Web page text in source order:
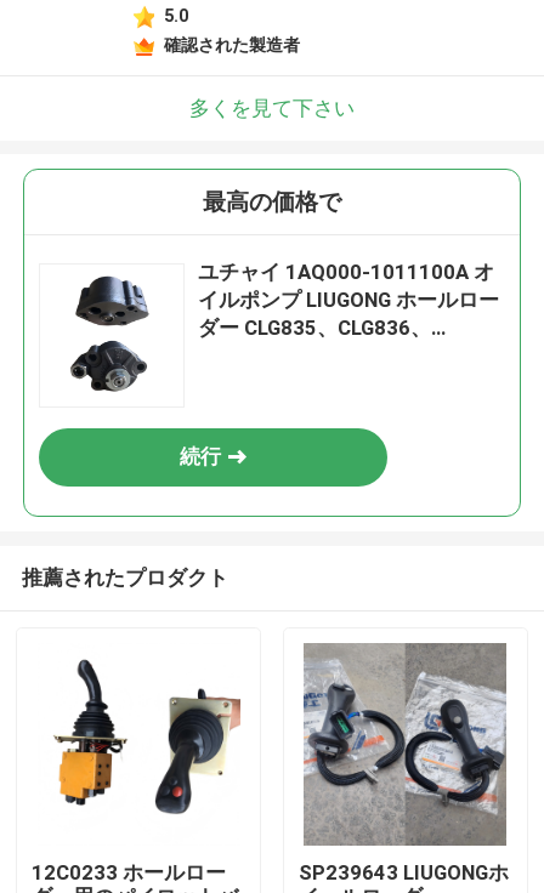
5.0
確認された製造者
多くを見て下さい
最高の価格で
ユチャイ 1AQ000-1011100A オ
イルポンプ LIUGONG ホールロー
ダー CLG835、CLG836、
続行
推薦されたプロダクト
12C0233 ホールロー
SP239643 LIUGONGホ